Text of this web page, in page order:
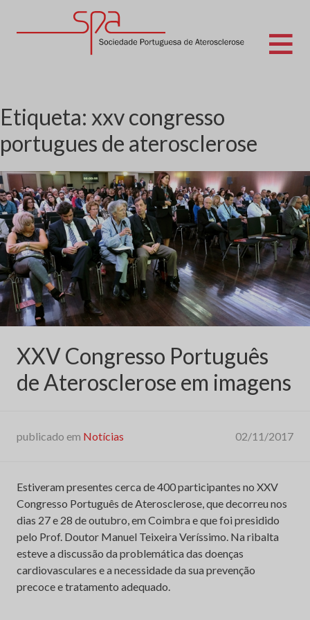
Etiqueta: xxv congresso
portugues de aterosclerose
XXV Congresso Português
de Aterosclerose em imagens
publicado em Notícias 02/11/2017
Estiveram presentes cerca de 400 participantes no XXV
Congresso Português de Aterosclerose, que decorreu nos
dias 27 e 28 de outubro, em Coimbra e que foi presidido
pelo Prof. Doutor Manuel Teixeira Veríssimo. Na ribalta
esteve a discussão da problemática das doenças
cardiovasculares e a necessidade da sua prevenção
precoce e tratamento adequado.